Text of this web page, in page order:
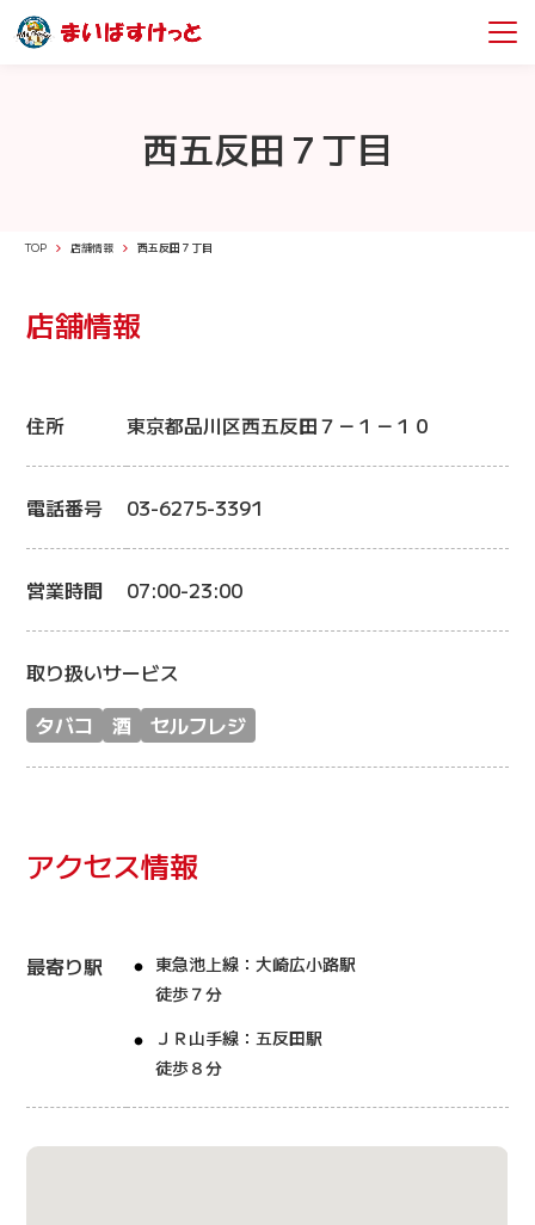
西五反田７丁目
TOP 店舗情報 西五反田７丁目
店舗情報
住所 東京都品川区西五反田７－１－１０
電話番号 03-6275-3391
営業時間 07:00-23:00
取り扱いサービス
タバコ
酒 セルフレジ
アクセス情報
最寄り駅
東急池上線：大崎広小路駅
徒歩７分
ＪＲ山手線：五反田駅
徒歩８分